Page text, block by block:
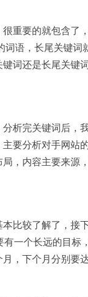
重要的就包含了
语，长尾关键
词还是长尾关键
析完关键词后，
要分析对手网站
，内容主要来源
比较了解了，接
一个长远的目
，下个月分别要